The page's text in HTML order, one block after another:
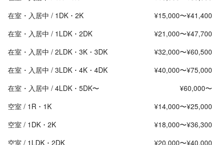
在室・入居中 / 1DK・2K
¥15,000〜¥41,400
在室・入居中 / 1LDK・2DK
¥21,000〜¥47,700
在室・入居中 / 2LDK・3K・3DK
¥32,000〜¥60,500
在室・入居中 / 3LDK・4K・4DK
¥40,000〜¥75,000
在室・入居中 / 4LDK・5DK〜
¥60,000〜
空室 / 1R・1K
¥14,000〜¥25,000
空室 / 1DK・2K
¥18,000〜¥36,300
空室 / 1LDK・2DK
¥20,000〜¥40,000